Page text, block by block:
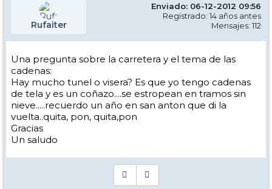
Rufaiter
Enviado: 06-12-2012 09:56
Registrado: 14 años antes
Mensajes: 112
Una pregunta sobre la carretera y el tema de las
cadenas:
Hay mucho tunel o visera? Es que yo tengo cadenas
de tela y es un coñazo....se estropean en tramos sin
nieve.....recuerdo un año en san anton que di la
vuelta..quita, pon, quita,pon
Gracias
Un saludo